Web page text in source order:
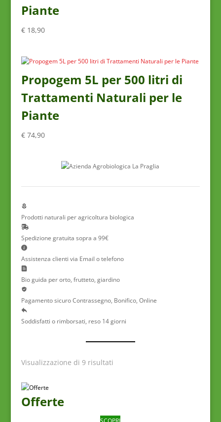
Piante
€18,90
Propogem 5L per 500 litri di
Trattamenti Naturali per le
Piante
€74,90
Prodotti naturali per agricoltura biologica
Spedizione gratuita sopra a 99€
Assistenza clienti via Email o telefono
Bio guida per orto, frutteto, giardino
Pagamento sicuroContrassegno, Bonifico, Online
Soddisfatti o rimborsati, reso 14 giorni
Visualizzazione di 9 risultati
Offerte